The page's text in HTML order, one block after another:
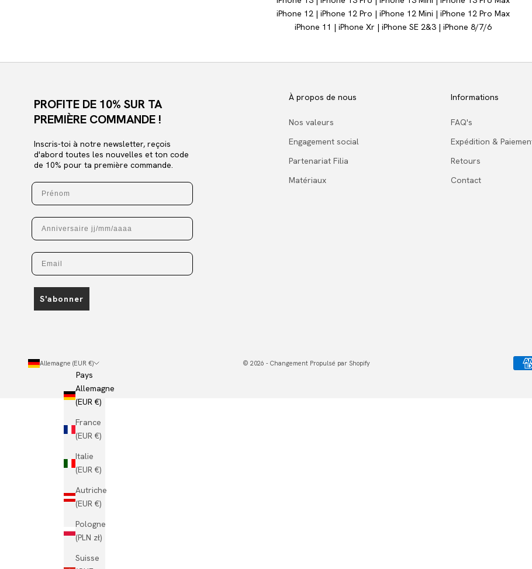
iPhone 12| iPhone 12 Pro | iPhone 12 Mini | iPhone 12 Pro Max
iPhone 11 | iPhone Xr | iPhone SE 2&3 | iPhone 8/7/6
PROFITE DE 10% SUR TA
PREMIÈRE COMMANDE !
Inscris-toi à notre newsletter, reçois
d'abord toutes les nouvelles et ton code
de 10% pour ta première commande.
Prénom
Anniversaire
Email
S'abonner
À propos de nous
Nos valeurs
Engagement social
Partenariat Filia
Matériaux
Informations
FAQ's
Expédition &
Retours
Contact
Allemagne (EUR €)
Pays
Allemagne
(EUR €)
France
(EUR €)
Italie
(EUR €)
Autriche
(EUR €)
Pologne
(PLN zł)
Suisse
© 2026 - Changement Propulsé par Shopify